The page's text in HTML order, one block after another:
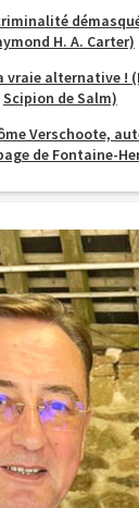
H. A. Carter)
vraie alternative !
Scipion de Salm)
Verschoote,
de Fontaine-